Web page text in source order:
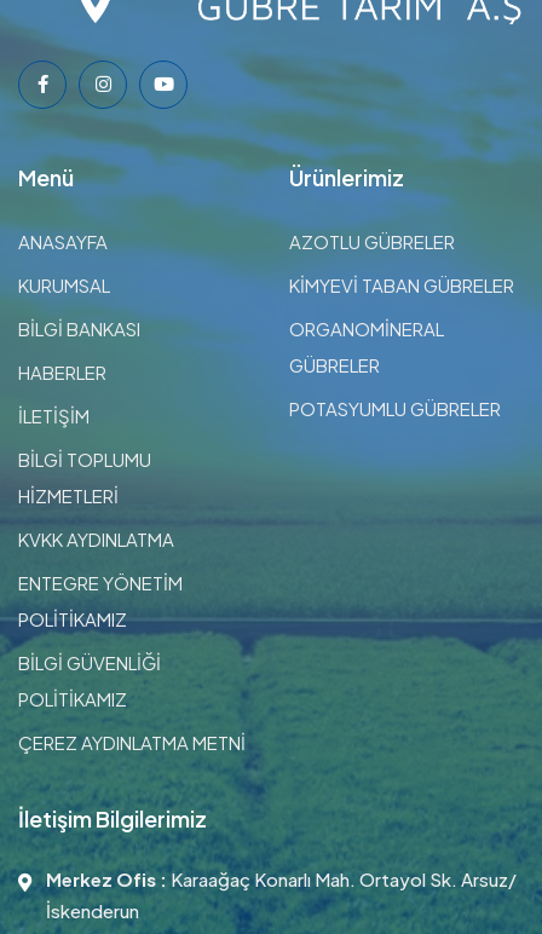
Menü
ANASAYFA
KURUMSAL
BİLGİ BANKASI
HABERLER
İLETİŞİM
BİLGİ TOPLUMU
HİZMETLERİ
KVKK AYDINLATMA
ENTEGRE YÖNETİM
POLİTİKAMIZ
BİLGİ GÜVENLİĞİ
POLİTİKAMIZ
ÇEREZ AYDINLATMA METNİ
Ürünlerimiz
AZOTLU GÜBRELER
KİMYEVİ TABAN GÜBRELER
ORGANOMİNERAL
GÜBRELER
POTASYUMLU GÜBRELER
İletişim Bilgilerimiz
Merkez Ofis :Karaağaç Konarlı Mah. Ortayol Sk. Arsuz/
İskenderun